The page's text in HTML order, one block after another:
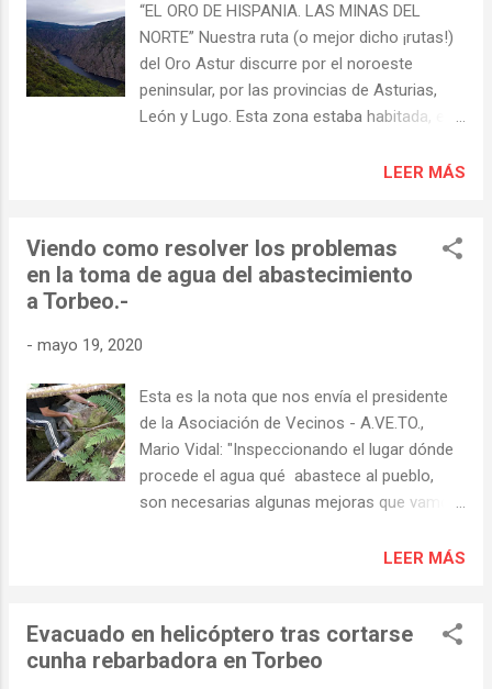
“EL ORO DE HISPANIA. LAS MINAS DEL
NORTE” Nuestra ruta (o mejor dicho ¡rutas!)
del Oro Astur discurre por el noroeste
peninsular, por las provincias de Asturias,
León y Lugo. Esta zona estaba habitada, en
los astures. Los astures, situados al norte
Viejo – que, junto con los cántabros, eran
los únicos pueblos de la Península Ibérica
mineros, serían posiblemente los motivos
tierras y a explotar su riqueza aurífera…
https://viatorimperi.es/el-oro-de-hispania/
Se trata de una ruta circular de dificultad
media y casi 15 km aproximadamente. La
ruta comienza cruzando el puente de
donde podremos contemplar algunos
LEER MÁS
Viendo como resolver los problemas
en la toma de agua del abastecimiento
a Torbeo.-
- mayo 19, 2020
Esta es la nota que nos envía el presidente
de la Asociación de Vecinos - A.VE.TO.,
Mario Vidal: "Inspeccionando el lugar dónde
procede el agua qué abastece al pueblo,
son necesarias algunas mejoras que vamos
LEER MÁS
Evacuado en helicóptero tras cortarse
cunha rebarbadora en Torbeo